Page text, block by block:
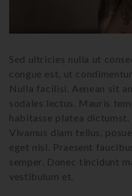
Sed ultricies nulla ut
congue est, ut
Nulla facilisi. Aenean sit
sodales lectus. Mauris
habitasse platea dictumst.
Vivamus diam tellus,
eget nisl. Praesent
semper. Donec tincidunt
vestibulum et.